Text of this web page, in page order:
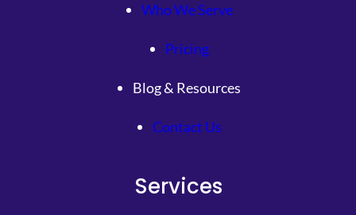
Who We Serve
Pricing
Blog & Resources
Contact Us
Services